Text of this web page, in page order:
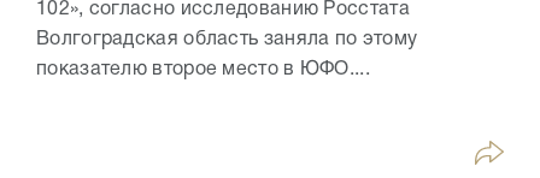
102», согласно исследованию Росстата
Волгоградская область заняла по этому
показателю второе место в ЮФО....